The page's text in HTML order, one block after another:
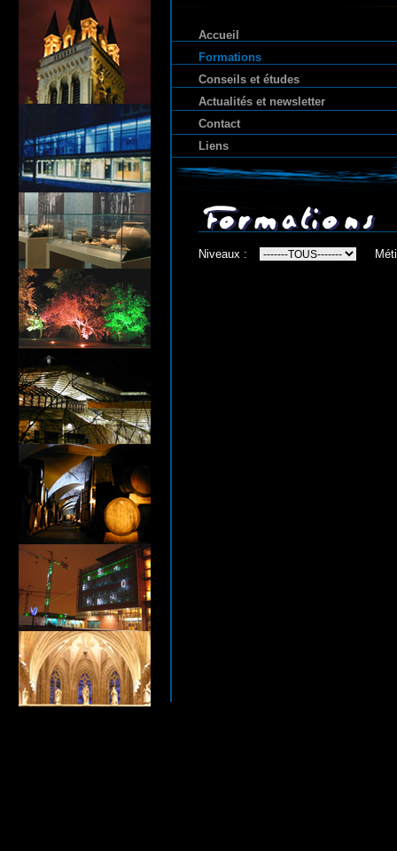
Accueil
Formations
Conseils et études
Actualités et newsletter
Contact
Liens
Niveaux :